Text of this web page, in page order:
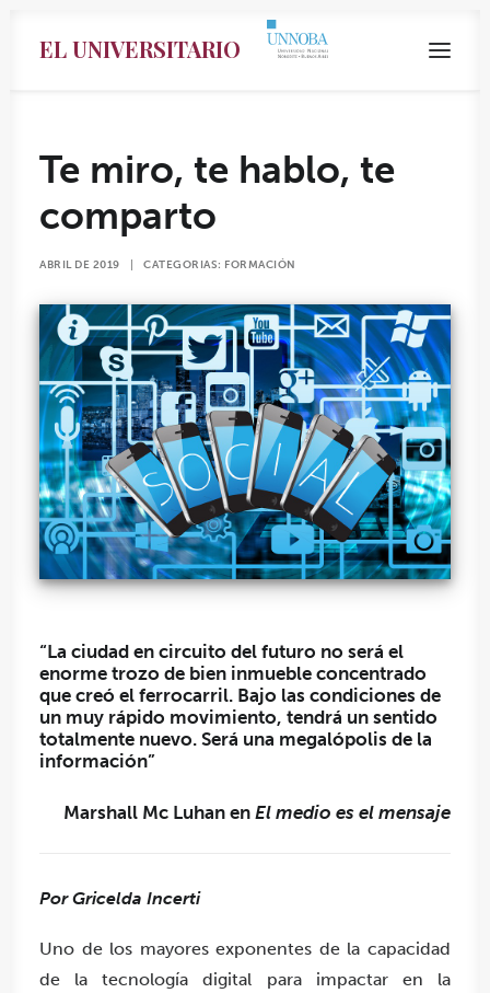
EL UNIVERSITARIO
Search
Te miro, te hablo, te
comparto
ABRIL DE 2019 CATEGORIAS: FORMACIÓN
“La ciudad en circuito del futuro no será el
enorme trozo de bien inmueble concentrado
que creó el ferrocarril. Bajo las condiciones de
un muy rápido movimiento, tendrá un sentido
totalmente nuevo. Será una megalópolis de la
información”
Marshall Mc Luhan en El medio es el mensaje
Por Gricelda Incerti
Uno de los mayores exponentes de la capacidad
de la tecnología digital para impactar en la